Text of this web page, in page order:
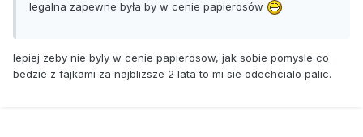
legalna zapewne była by w cenie papierosów
lepiej zeby nie byly w cenie papierosow, jak sobie pomysle co
bedzie z fajkami za najblizsze 2 lata to mi sie odechcialo palic.